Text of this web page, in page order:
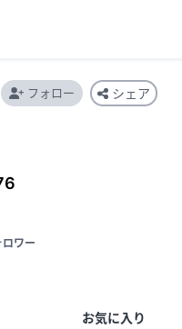
ロワー
フォロー シェア
お気に入り